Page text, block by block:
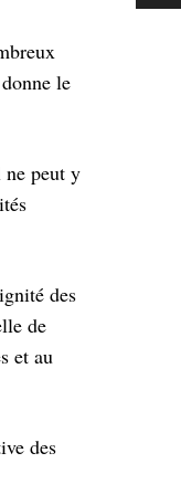
le
ne peut y
des
de
et au
des